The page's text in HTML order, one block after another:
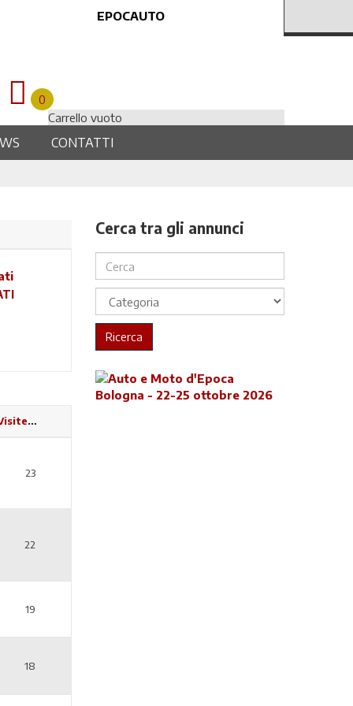
EPOCAUTO
0
Carrello vuoto
CONTATTI
Visite
23
22
19
18
Cerca tra gli annunci
Ricerca